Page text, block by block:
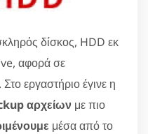
δίσκος, HDD εκ
αφορά σε
. Στο εργαστήριο έγινε η
αρχείων με πιο
μέσα από το